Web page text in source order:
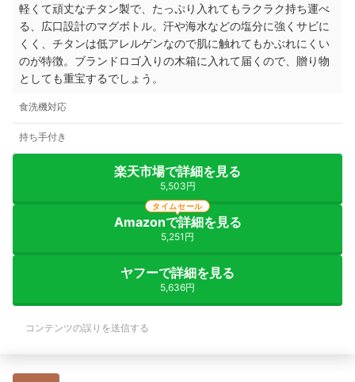
軽くて頑丈なチタン製で、たっぷり入れてもラクラク持ち運べ
る、広口設計のマグボトル。汗や海水などの塩分に強くサビに
くく、 チタンは低アレルゲンなので肌に触れてもかぶれにくい
のが特徴。ブランドロゴ入りの木箱に入れて届くので、贈り物
としても重宝するでしょう。
食洗機対応
持ち手付き
楽天市場で詳細を見る
5,503円
Amazonで詳細を見る
5,251円
タイムセール
ヤフーで詳細を見る
5,636円
コンテンツの誤りを送信する